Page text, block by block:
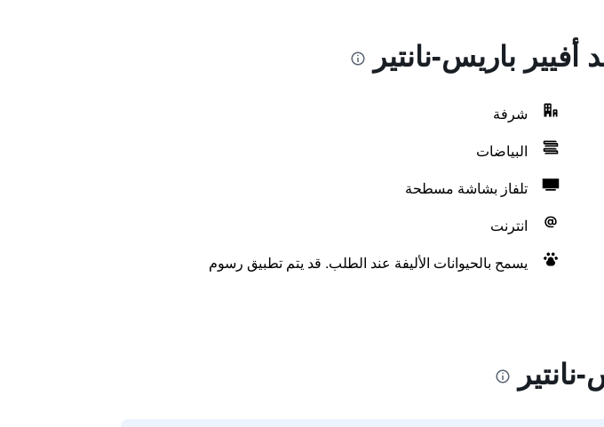
باريس-نانتير
شرفة
البياضات
تلفاز بشاشة مسطحة
انترنت
يسمح بالحيوانات الأليفة عند الطلب. قد يتم تطبيق رسوم